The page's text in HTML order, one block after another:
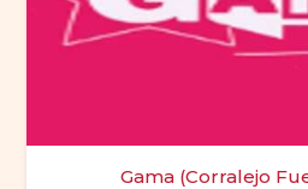
Gama (Corralejo